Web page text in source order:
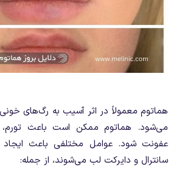
هماتوم معمولاً در اثر آسیب به رگ‌های
می‌شود. هماتوم ممکن است باعث
عفونت شود. عوامل مختلفی باعث
سانترال و دایرکت لب می‌شوند، از جمله: